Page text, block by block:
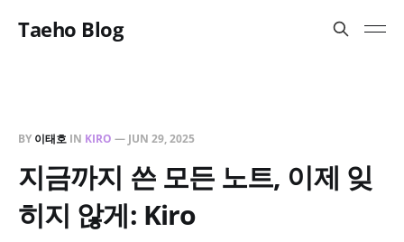
Taeho Blog
BY 이태호 IN KIRO — JUN 29, 2025
지금까지 쓴 모든 노트, 이제 잊
히지 않게: Kiro